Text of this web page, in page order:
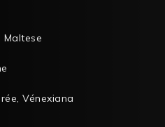
Maltese
Vénexiana